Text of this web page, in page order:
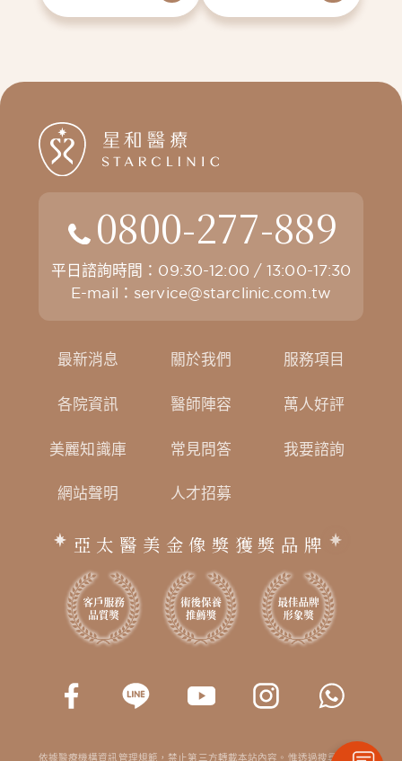
0800-277-889
平日諮詢時間：09:30-12:00 / 13:00-17:30
E-mail： service@starclinic.com.tw
最新消息 關於我們 服務項目
各院資訊 醫師陣容 萬人好評
美麗知識庫 常見問答 我要諮詢
網站聲明 人才招募
亞太醫美金像獎獲獎品牌
依據醫療機構資訊管理規範，禁止第三方轉載本站內容。惟透過搜尋